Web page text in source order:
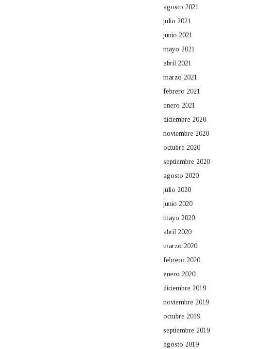
agosto 2021
julio 2021
junio 2021
mayo 2021
abril 2021
marzo 2021
febrero 2021
enero 2021
diciembre 2020
noviembre 2020
octubre 2020
septiembre 2020
agosto 2020
julio 2020
junio 2020
mayo 2020
abril 2020
marzo 2020
febrero 2020
enero 2020
diciembre 2019
noviembre 2019
octubre 2019
septiembre 2019
agosto 2019